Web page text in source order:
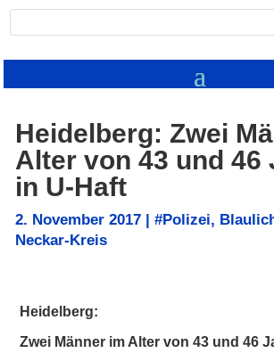
Heidelberg: Zwei
Alter von 43 und 46
in U-Haft
2. November 2017 | #Polizei,
Neckar-Kreis
Heidelberg:
Zwei Männer im Alter von 43 und 46